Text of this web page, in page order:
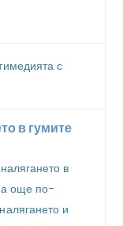
с
в гумите
в
още по-
и